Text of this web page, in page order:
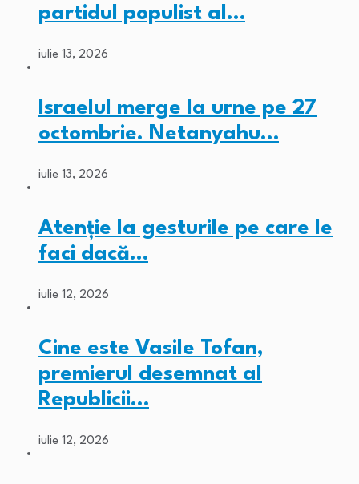
partidul populist al…
iulie 13, 2026
Israelul merge la urne pe 27
octombrie. Netanyahu…
iulie 13, 2026
Atenție la gesturile pe care le
faci dacă…
iulie 12, 2026
Cine este Vasile Tofan,
premierul desemnat al
Republicii…
iulie 12, 2026